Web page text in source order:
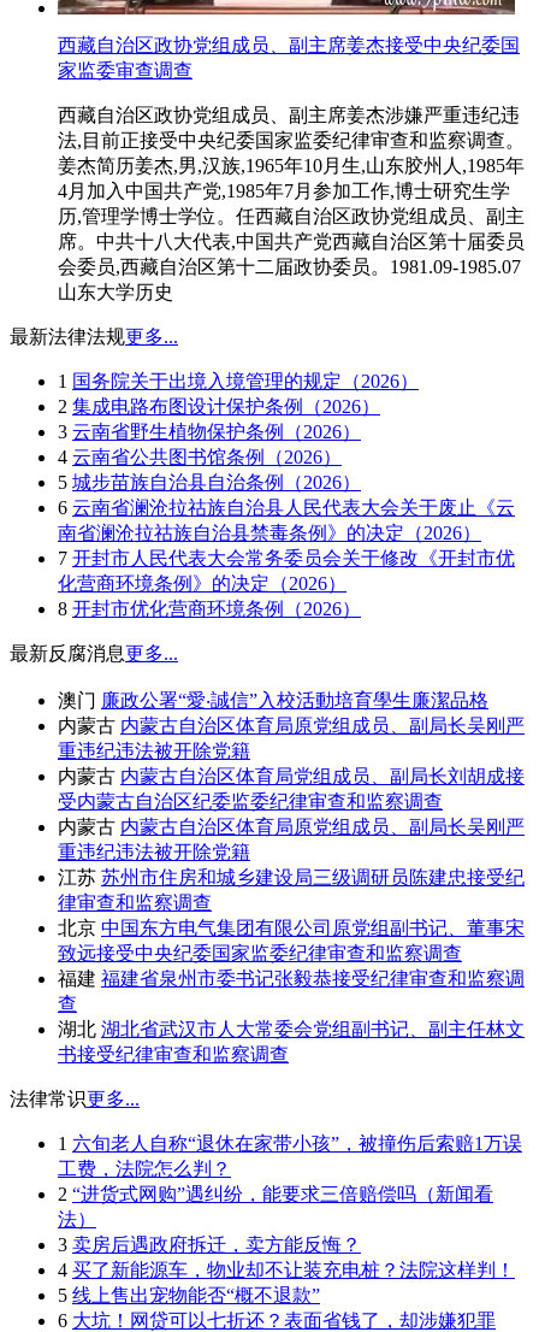
西藏自治区政协党组成员、副主席姜杰接受中央纪委国
家监委审查调查
西藏自治区政协党组成员、副主席姜杰涉嫌严重违纪违
法,目前正接受中央纪委国家监委纪律审查和监察调查。
姜杰简历姜杰,男,汉族,1965年10月生,山东胶州人,1985年
4月加入中国共产党,1985年7月参加工作,博士研究生学
历,管理学博士学位。任西藏自治区政协党组成员、副主
席。中共十八大代表,中国共产党西藏自治区第十届委员
会委员,西藏自治区第十二届政协委员。1981.09-1985.07
山东大学历史
最新法律法规更多...
1 国务院关于出境入境管理的规定（2026）
2 集成电路布图设计保护条例（2026）
3 云南省野生植物保护条例（2026）
4 云南省公共图书馆条例（2026）
5 城步苗族自治县自治条例（2026）
6 云南省澜沧拉祜族自治县人民代表大会关于废止《云
南省澜沧拉祜族自治县禁毒条例》的决定（2026）
7 开封市人民代表大会常务委员会关于修改《开封市优
化营商环境条例》的决定（2026）
8 开封市优化营商环境条例（2026）
最新反腐消息更多...
澳门 廉政公署“愛‧誠信”入校活動培育學生廉潔品格
内蒙古 内蒙古自治区体育局原党组成员、副局长吴刚严
重违纪违法被开除党籍
内蒙古 内蒙古自治区体育局党组成员、副局长刘胡成接
受内蒙古自治区纪委监委纪律审查和监察调查
内蒙古 内蒙古自治区体育局原党组成员、副局长吴刚严
重违纪违法被开除党籍
江苏 苏州市住房和城乡建设局三级调研员陈建忠接受纪
律审查和监察调查
北京 中国东方电气集团有限公司原党组副书记、董事宋
致远接受中央纪委国家监委纪律审查和监察调查
福建 福建省泉州市委书记张毅恭接受纪律审查和监察调
查
湖北 湖北省武汉市人大常委会党组副书记、副主任林文
书接受纪律审查和监察调查
法律常识更多...
1 六旬老人自称“退休在家带小孩”，被撞伤后索赔1万误
工费，法院怎么判？
2 “进货式网购”遇纠纷，能要求三倍赔偿吗（新闻看
法）
3 卖房后遇政府拆迁，卖方能反悔？
4 买了新能源车，物业却不让装充电桩？法院这样判！
5 线上售出宠物能否“概不退款”
6 大坑！网贷可以七折还？表面省钱了，却涉嫌犯罪